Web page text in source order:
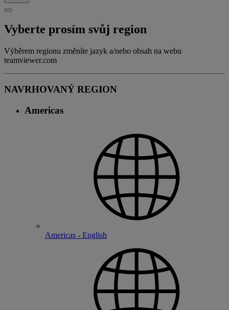
Vyberte prosím svůj region
Výběrem regionu změníte jazyk a/nebo obsah na webu
teamviewer.com
NAVRHOVANÝ REGION
Americas
Americas - English